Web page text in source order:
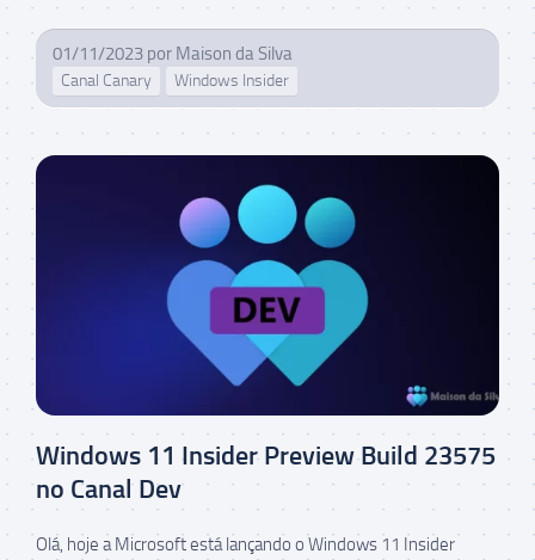
01/11/2023 por Maison da Silva
Canal Canary Windows Insider
Windows 11 Insider Preview Build 23575
no Canal Dev
Olá, hoje a Microsoft está lançando o Windows 11 Insider